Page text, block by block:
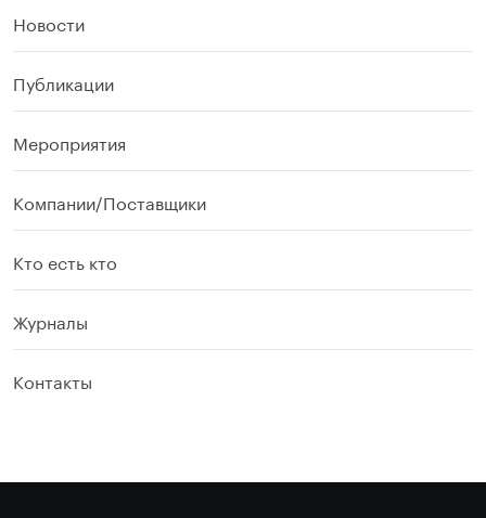
Новости
Публикации
Мероприятия
Компании/Поставщики
Кто есть кто
Журналы
Контакты